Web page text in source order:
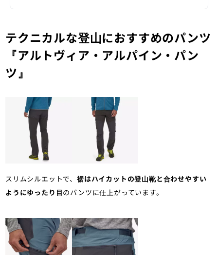
テクニカルな登山におすすめのパンツ
『アルトヴィア・アルパイン・パン
ツ』
スリムシルエットで、 裾はハイカットの登山靴と合わせやすい
ようにゆったり目のパンツに仕上がっています。